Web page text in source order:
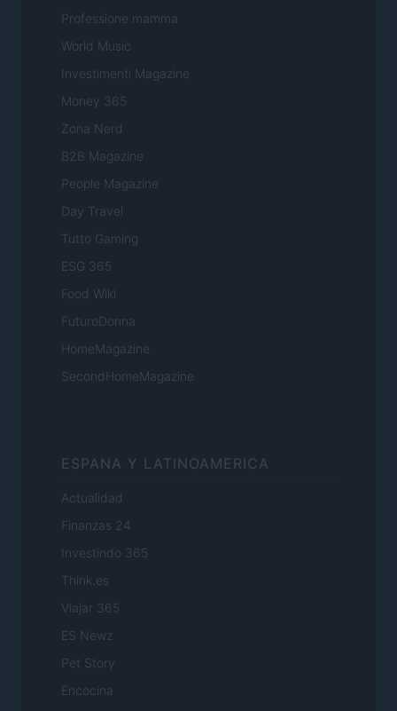
Professione mamma
World Music
Investimenti Magazine
Money 365
Zona Nerd
B2B Magazine
People Magazine
Day Travel
Tutto Gaming
ESG 365
Food Wiki
FuturoDonna
HomeMagazine
SecondHomeMagazine
ESPANA Y LATINOAMERICA
Actualidad
Finanzas 24
Investindo 365
Think.es
Viajar 365
ES Newz
Pet Story
Encocina